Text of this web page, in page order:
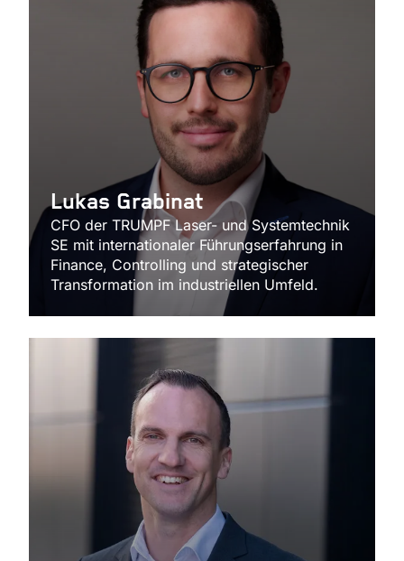
Lukas Grabinat
CFO der TRUMPF Laser- und Systemtechnik
SE mit internationaler Führungserfahrung in
Finance, Controlling und strategischer
Transformation im industriellen Umfeld.